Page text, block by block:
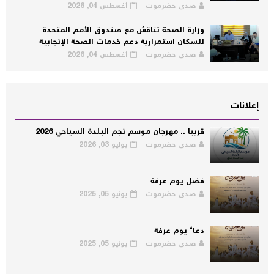
صدى حضرموت أغسطس 04, 2026
وزارة الصحة تناقش مع صندوق الأمم المتحدة
للسكان استمرارية دعم خدمات الصحة الإنجابية
صدى حضرموت أغسطس 04, 2026
إعلانات
قريبا .. مهرجان موسم نجم البلدة السياحي 2026
صدى حضرموت يوليو 03, 2026
فضل يوم عرفة
صدى حضرموت يونيو 05, 2025
دعاء يوم عرفة
صدى حضرموت يونيو 05, 2025